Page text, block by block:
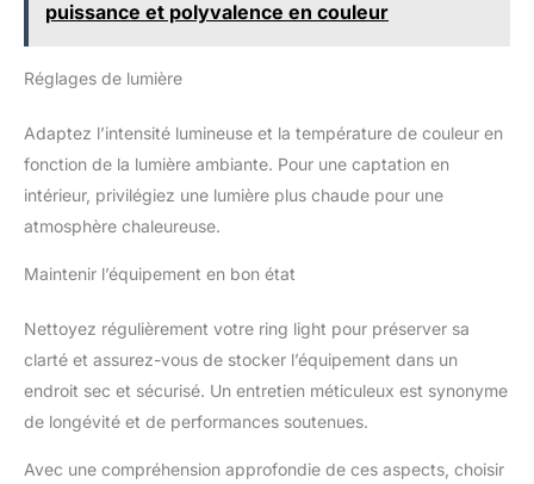
puissance et polyvalence en couleur
Réglages de lumière
Adaptez l’intensité lumineuse et la température de couleur en
fonction de la lumière ambiante. Pour une captation en
intérieur, privilégiez une lumière plus chaude pour une
atmosphère chaleureuse.
Maintenir l’équipement en bon état
Nettoyez régulièrement votre ring light pour préserver sa
clarté et assurez-vous de stocker l’équipement dans un
endroit sec et sécurisé. Un entretien méticuleux est synonyme
de longévité et de performances soutenues.
Avec une compréhension approfondie de ces aspects, choisir